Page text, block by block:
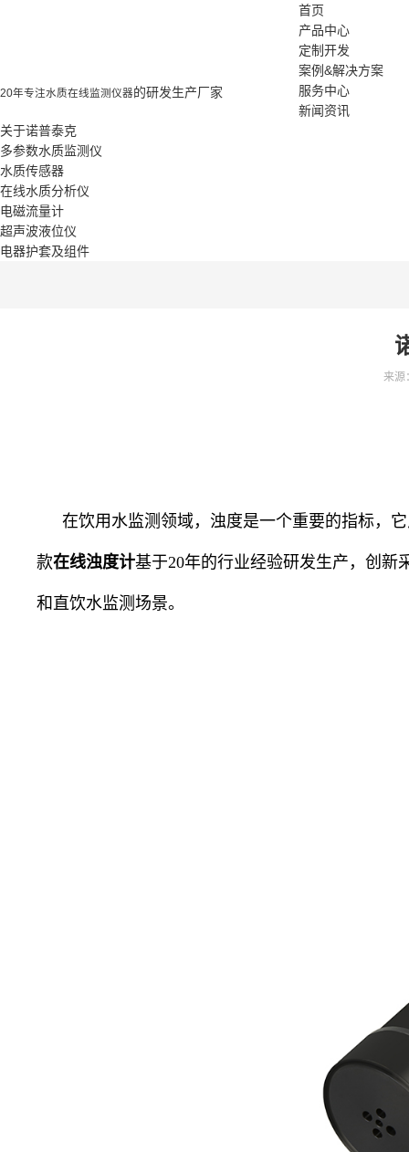
20年专注水质在线监测仪器的研发生产厂家
首页
产品中心
定制开发
案例&解决方案
服务中心
新闻资讯
关于诺普泰克
多参数水质监测仪
水质传感器
在线水质分析仪
电磁流量计
超声波液位仪
电器护套及组件
来源
在饮用水监测领域，浊度是一个重要的指标，
款在线浊度计基于20年的行业经验研发生产，创新
和直饮水监测场景。